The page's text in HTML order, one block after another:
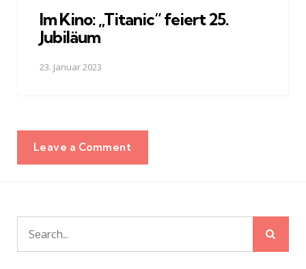
Im Kino: „Titanic“ feiert 25.
Jubiläum
23. Januar 2023
Leave a Comment
Search
for: